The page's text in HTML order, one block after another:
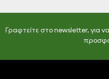
Γραφτείτε στο newsletter, για